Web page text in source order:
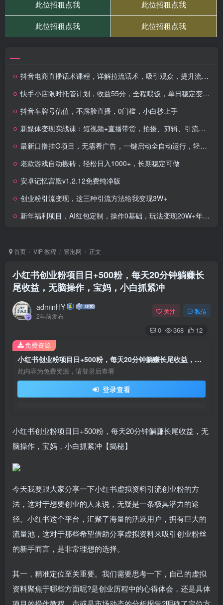
抖音电商直播话术课程，详解拉流话术，吸引观众，提升流量，助力销售转化
快手小店限时托管计划，收益55分，全程喂饭，单日稳定变现5张
抖音车牌号估值，不露脸直播，0门槛，小白秒上手
新媒体变现实战课：短视频+直播带货，拍摄、剪辑、引流、带货等
最新口撸挂G项目，无需看广告，一键启动全自动运行，轻松日入三位数
老款游戏自动搬砖，轻松日入1000+，长期稳定可做
安卓记忆宫殿v1.2.12免费纯净版
创业粉引流变现，这三种引流方法给我变现3W+
新年福利项目，AI红包定制，操作0基础，玩法变现20W+年前最后一波红利，附详细教程
首页 VIP 教程 冒泡网 正文
小红书创业粉项目日+500粉，每天20分钟躺赚长
尾收益，无脑操作，宝妈，小白抓紧冲
adminHY
2年前发布
关注 私信
0 368 12
小红书创业粉项目日+500粉，每天20分钟躺赚长尾收益，无脑操作，宝妈，小白抓紧冲
此内容为免费资源，请登录后查看
登录查看
免费资源
小红书创业粉项目日+500粉，每天20分钟躺赚长尾收益，无
脑操作，宝妈，小白抓紧冲【揭秘】
今天我要跟大家分享一下小红书虚拟资料引流创业粉的方
法，这对于想要创业的人来说，无疑是一条极具潜力的途
径。小红书这个平台，汇聚了海量的活跃用户，拥有巨大的
流量池，这对于那些希望借助分享虚拟资料来吸引创业粉丝
的新手而言，是非常理想的选择。
其一，精准定位至关重要。我们需要思考一下，自己的虚拟
资料聚焦于哪些方面呢?是创业历程中的心得体会，还是具体